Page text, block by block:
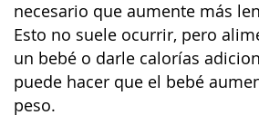
necesario que aumente más
Esto no suele ocurrir, pero
un bebé o darle calorías
puede hacer que el bebé
peso.